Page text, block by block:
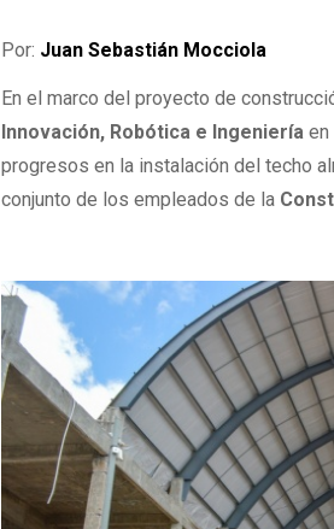
Por: Juan Sebastián Mocciola
En el marco del proyecto de
Innovación, Robótica e Ingeniería en
progresos en la instalación del techo
conjunto de los empleados de la